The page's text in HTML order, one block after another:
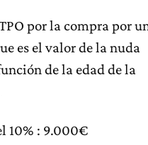
por la compra por
es el valor de la nuda
de la edad de la
10% : 9.000€